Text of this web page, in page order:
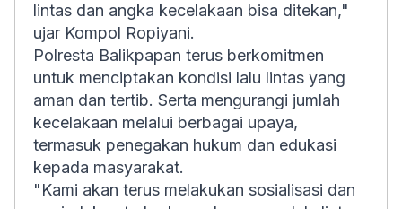
lintas dan angka kecelakaan bisa ditekan,"
ujar Kompol Ropiyani.
Polresta Balikpapan terus berkomitmen
untuk menciptakan kondisi lalu lintas yang
aman dan tertib. Serta mengurangi jumlah
kecelakaan melalui berbagai upaya,
termasuk penegakan hukum dan edukasi
kepada masyarakat.
"Kami akan terus melakukan sosialisasi dan